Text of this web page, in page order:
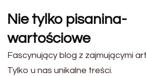
Nie tylko pisanina-
wartościowe
Fascynujący blog z zajmującymi
Tylko u nas unikalne treści.